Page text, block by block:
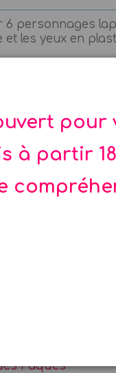
pour
à partir
personnages
et les yeux en
Pays des
d'être
Pâques